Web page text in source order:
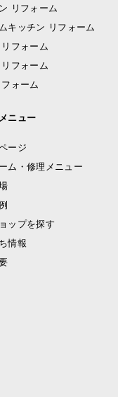
リフォーム
キッチン リフォーム
リフォーム
フォーム
ォーム
ニュー
ージ
ム・修理メニュー
ップを探す
情報